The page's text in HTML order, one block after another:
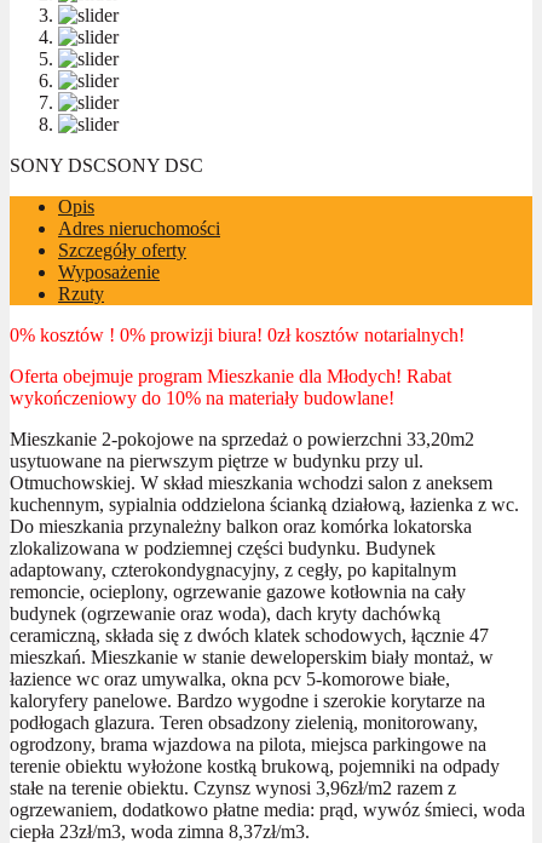
SONY DSCSONY DSC
Opis
Adres nieruchomości
Szczegóły oferty
Wyposażenie
Rzuty
0% kosztów ! 0% prowizji biura! 0zł kosztów notarialnych!
Oferta obejmuje program Mieszkanie dla Młodych! Rabat
wykończeniowy do 10% na materiały budowlane!
Mieszkanie 2-pokojowe na sprzedaż o powierzchni 33,20m2
usytuowane na pierwszym piętrze w budynku przy ul.
Otmuchowskiej. W skład mieszkania wchodzi salon z aneksem
kuchennym, sypialnia oddzielona ścianką działową, łazienka z wc.
Do mieszkania przynależny balkon oraz komórka lokatorska
zlokalizowana w podziemnej części budynku. Budynek
adaptowany, czterokondygnacyjny, z cegły, po kapitalnym
remoncie, ocieplony, ogrzewanie gazowe kotłownia na cały
budynek (ogrzewanie oraz woda), dach kryty dachówką
ceramiczną, składa się z dwóch klatek schodowych, łącznie 47
mieszkań. Mieszkanie w stanie deweloperskim biały montaż, w
łazience wc oraz umywalka, okna pcv 5-komorowe białe,
kaloryfery panelowe. Bardzo wygodne i szerokie korytarze na
podłogach glazura. Teren obsadzony zielenią, monitorowany,
ogrodzony, brama wjazdowa na pilota, miejsca parkingowe na
terenie obiektu wyłożone kostką brukową, pojemniki na odpady
stałe na terenie obiektu. Czynsz wynosi 3,96zł/m2 razem z
ogrzewaniem, dodatkowo płatne media: prąd, wywóz śmieci, woda
ciepła 23zł/m3, woda zimna 8,37zł/m3.